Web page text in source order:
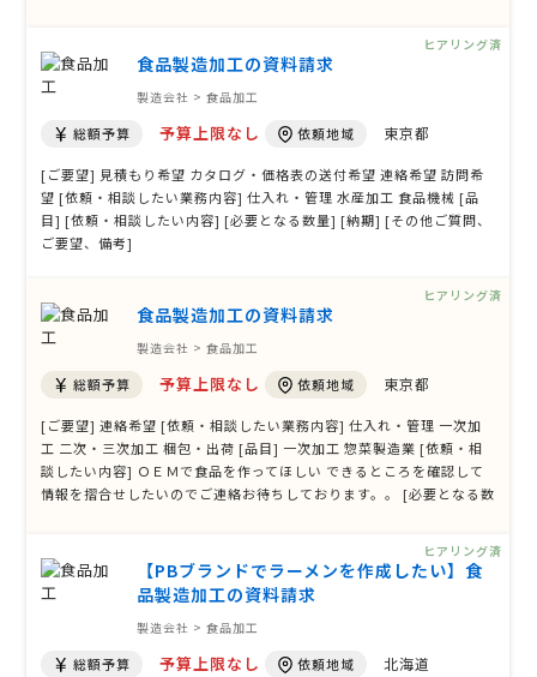
食品製造加工の資料請求
製造会社 > 食品加工
総額予算 予算上限なし 依頼地域 東京都
[ご要望] 見積もり希望 カタログ・価格表の送付希望 連絡希望 訪問希
望 [依頼・相談したい業務内容] 仕入れ・管理 水産加工 食品機械 [品
目] [依頼・相談したい内容] [必要となる数量] [納期] [その他ご質問、
ご要望、備考]
ヒアリング済
食品製造加工の資料請求
製造会社 > 食品加工
総額予算 予算上限なし 依頼地域 東京都
[ご要望] 連絡希望 [依頼・相談したい業務内容] 仕入れ・管理 一次加
工 二次・三次加工 梱包・出荷 [品目] 一次加工 惣菜製造業 [依頼・相
談したい内容] ＯＥＭで食品を作ってほしい できるところを確認して
情報を摺合せしたいのでご連絡お待ちしております。。 [必要となる数
ヒアリング済
【PBブランドでラーメンを作成したい】食
品製造加工の資料請求
製造会社 > 食品加工
総額予算 予算上限なし 依頼地域 北海道
ヒアリング済